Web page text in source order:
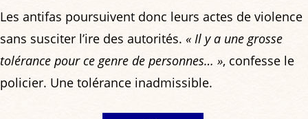
Les antifas poursuivent donc leurs actes de violence
sans susciter l’ire des autorités. « Il y a une grosse
tolérance pour ce genre de personnes… », confesse le
policier. Une tolérance inadmissible.